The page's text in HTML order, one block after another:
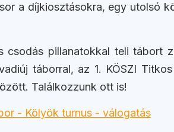
a díjkiosztásokra, egy utolsó
csodás pillanatokkal teli tábort
táborral, az 1. KÖSZI
Találkozzunk ott is!